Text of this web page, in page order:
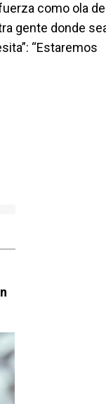
como ola de
gente donde
“Estaremos